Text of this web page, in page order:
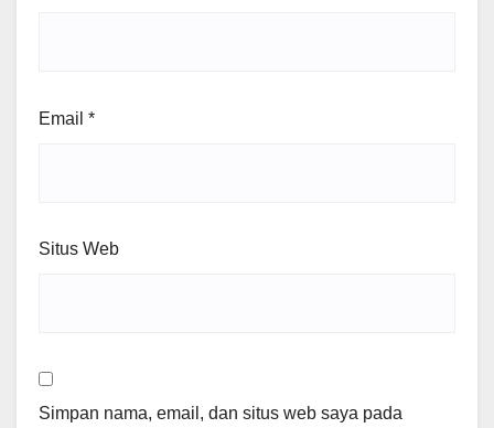
Email *
Situs Web
Simpan nama, email, dan situs web saya pada